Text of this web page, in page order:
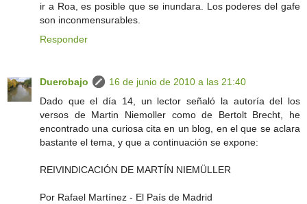
ir a Roa, es posible que se inundara. Los poderes del gafe
son inconmensurables.
Responder
Duerobajo
16 de junio de 2010 a las 21:40
Dado que el día 14, un lector señaló la autoría del los
versos de Martin Niemoller como de Bertolt Brecht, he
encontrado una curiosa cita en un blog, en el que se aclara
bastante el tema, y que a continuación se expone:
REIVINDICACIÓN DE MARTÍN NIEMÜLLER
Por Rafael Martínez - El País de Madrid